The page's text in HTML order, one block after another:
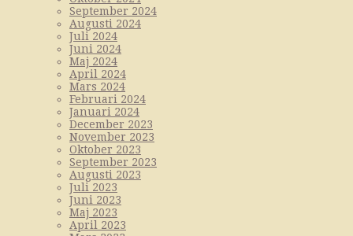
September 2024
Augusti 2024
Juli 2024
Juni 2024
Maj 2024
April 2024
Mars 2024
Februari 2024
Januari 2024
December 2023
November 2023
Oktober 2023
September 2023
Augusti 2023
Juli 2023
Juni 2023
Maj 2023
April 2023